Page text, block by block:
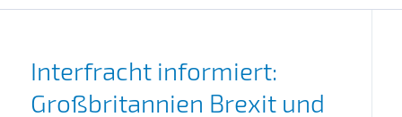
Interfracht informiert:
Großbritannien Brexit und